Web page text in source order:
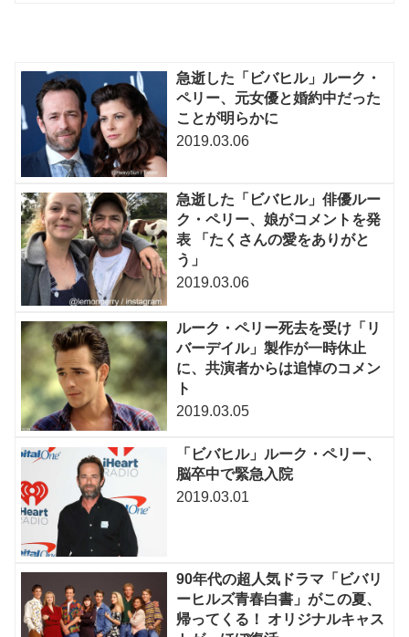
急逝した「ビバヒル」ルーク・
ペリー、元女優と婚約中だった
ことが明らかに
2019.03.06
急逝した「ビバヒル」俳優ルー
ク・ペリー、娘がコメントを発
表 「たくさんの愛をありがと
う」
2019.03.06
ルーク・ペリー死去を受け「リ
バーデイル」製作が一時休止
に、共演者からは追悼のコメン
ト
2019.03.05
「ビバヒル」ルーク・ペリー、
脳卒中で緊急入院
2019.03.01
90年代の超人気ドラマ「ビバリ
ーヒルズ青春白書」がこの夏、
帰ってくる！ オリジナルキャス